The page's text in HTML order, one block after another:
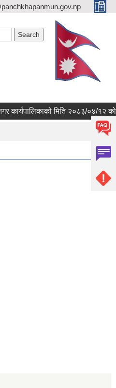
मिति २०८३/०४/१२ को